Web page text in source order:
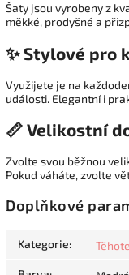
Šaty jsou vyrobeny z
měkké, prodyšné a
✨ Stylové pro
Využijete je na
události. Elegantní i
📏 Velikostní
Zvolte svou běžnou
Pokud váháte, zvolte
Doplňkové
Kategorie: